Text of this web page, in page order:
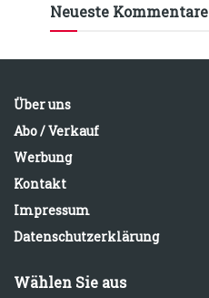
Neueste Kommentare
Über uns
Abo / Verkauf
Werbung
Kontakt
Impressum
Datenschutzerklärung
Wählen Sie aus